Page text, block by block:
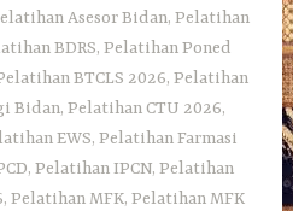
Asesor Bidan, Pelatihan
BDRS, Pelatihan Poned
BTCLS 2026, Pelatihan
Bidan, Pelatihan CTU 2026,
EWS, Pelatihan Farmasi
Pelatihan IPCN, Pelatihan
Pelatihan MFK, Pelatihan MFK